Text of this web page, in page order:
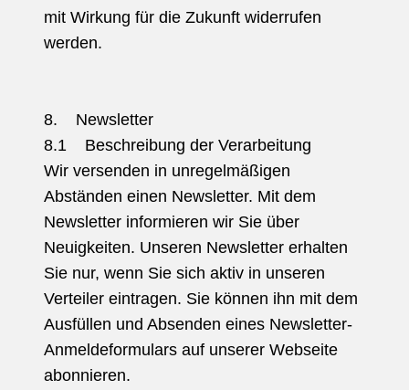
mit Wirkung für die Zukunft widerrufen
werden.
8. Newsletter
8.1 Beschreibung der Verarbeitung
Wir versenden in unregelmäßigen
Abständen einen Newsletter. Mit dem
Newsletter informieren wir Sie über
Neuigkeiten. Unseren Newsletter erhalten
Sie nur, wenn Sie sich aktiv in unseren
Verteiler eintragen. Sie können ihn mit dem
Ausfüllen und Absenden eines Newsletter-
Anmeldeformulars auf unserer Webseite
abonnieren.